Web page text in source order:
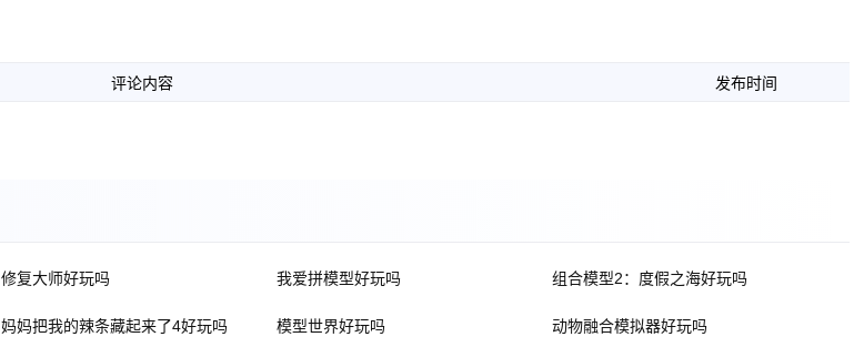
评论内容 发布时间
修复大师好玩吗 我爱拼模型好玩吗 组合模型2：度假之海好玩吗
妈妈把我的辣条藏起来了4好玩吗 模型世界好玩吗 动物融合模拟器好玩吗